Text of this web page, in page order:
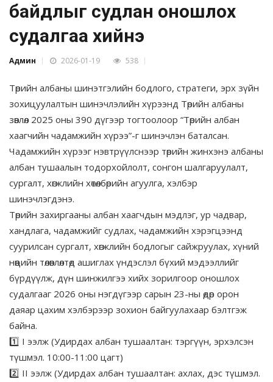
байдлыг судлан оношлох
судалгаа хийнэ
Админ 2026-01-19 538
Төрийн албаны шинэтгэлийн бодлого, стратеги, эрх зүйн
зохицуулалтын шинэчлэлийн хүрээнд Төрийн албаны
зөвлөл 2025 оны 390 дүгээр тогтоолоор “Төрийн албан
хаагчийн чадамжийн хүрээ”-г шинэчлэн баталсан.
Чадамжийн хүрээг нэвтрүүлснээр төрийн жинхэнэ албаны
албан тушаалын тодорхойлолт, сонгон шалгаруулалт,
сургалт, хөгжлийн хөтөлбөрийн агуулга, хэлбэр
шинэчлэгдэнэ.
Төрийн захиргааны албан хаагчдын мэдлэг, ур чадвар,
хандлага, чадамжийг судлах, чадамжийн хэрэгцээнд
суурилсан сургалт, хөгжлийн бодлогыг сайжруулах, хүний
нөөцийн төлөвлөлтөд ашиглах үндэслэл бүхий мэдээллийг
бүрдүүлж, дүн шинжилгээ хийх зорилгоор оношлох
судалгааг 2026 оны нэгдүгээр сарын 23-ны өдөр орон
даяар цахим хэлбэрээр зохион байгуулахаар бэлтгэж
байна.
1️⃣ I ээлж (Удирдах албан тушаалтан: тэргүүн, эрхэлсэн
түшмэл. 10:00-11:00 цагт)
2️⃣ II ээлж (Удирдах албан тушаалтан: ахлах, дэс түшмэл.